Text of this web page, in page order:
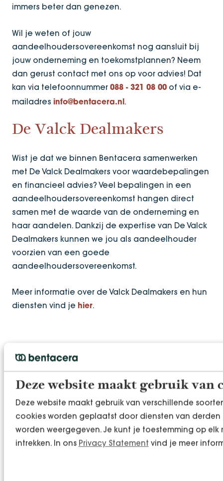
Deze website maakt gebruik van
Deze website maakt gebruik van verschillende
cookies worden geplaatst door diensten van
worden weergegeven. Je kunt je toestemming op
intrekken. In ons Privacy Statement vind je meer
immers beter dan genezen.
Wil je weten of jouw
aandeelhoudersovereenkomst nog aansluit bij
jouw onderneming en toekomstplannen? Neem
dan gerust contact met ons op voor advies! Dat
kan via telefoonnummer 088 - 321 08 00 of via e-
mailadres info@bentacera.nl .
De Valck Dealmakers
Wist je dat we binnen Bentacera samenwerken
met De Valck Dealmakers voor waardebepalingen
en financieel advies? Veel bepalingen in een
aandeelhoudersovereenkomst hangen direct
samen met de waarde van de onderneming en
haar aandelen. Dankzij de expertise van De Valck
Dealmakers kunnen we jou als aandeelhouder
voorzien van een goede
aandeelhoudersovereenkomst.
Meer informatie over de Valck Dealmakers en hun
diensten vind je hier.